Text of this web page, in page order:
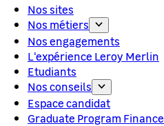
Nos sites
Nos métiers
Nos engagements
L'expérience Leroy Merlin
Etudiants
Nos conseils
Espace candidat
Graduate Program Finance